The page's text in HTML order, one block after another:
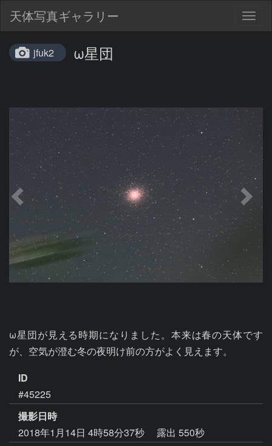
天体写真ギャラリー
jfuk2 ω星団
ω星団が見える時期になりました。本来は春の天体です
が、空気が澄む冬の夜明け前の方がよく見えます。
ID
#45225
撮影日時
2018年1月14日 4時58分37秒
露出 550秒